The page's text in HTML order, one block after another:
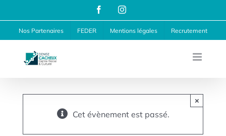
au
contenu
FacebookInstagram
Nos Partenaires FEDER Mentions légales Recrutement
Cet évènement est passé.
×